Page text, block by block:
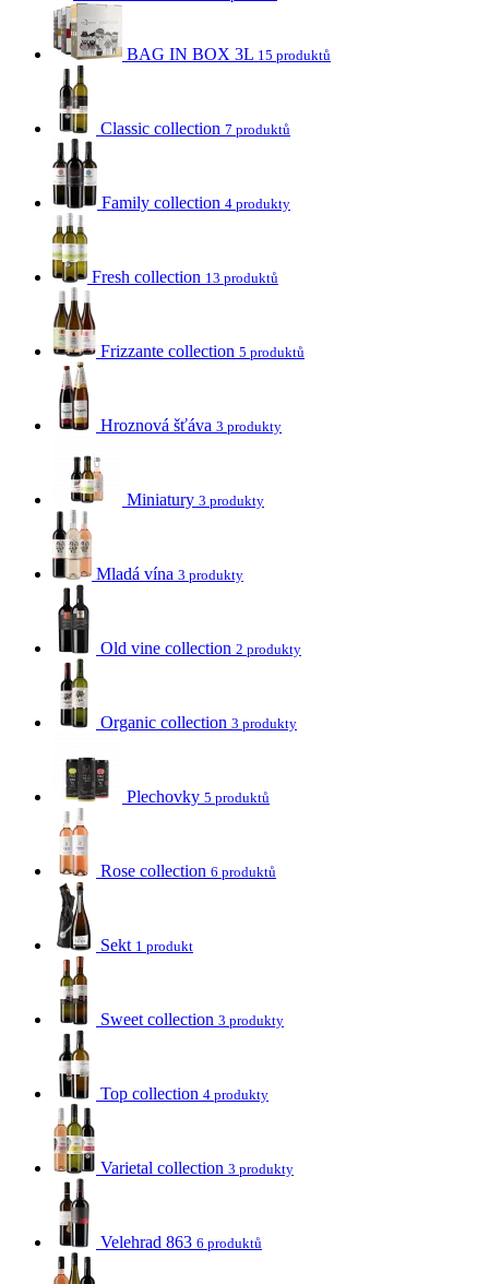
BAG IN BOX 3L 15 produktů
Classic collection 7 produktů
Family collection 4 produkty
Fresh collection 13 produktů
Frizzante collection 5 produktů
Hroznová šťáva 3 produkty
Miniatury 3 produkty
Mladá vína 3 produkty
Old vine collection 2 produkty
Organic collection 3 produkty
Plechovky 5 produktů
Rose collection 6 produktů
Sekt 1 produkt
Sweet collection 3 produkty
Top collection 4 produkty
Varietal collection 3 produkty
Velehrad 863 6 produktů